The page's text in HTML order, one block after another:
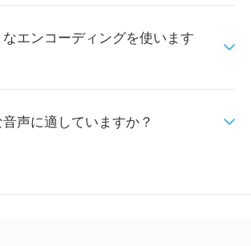
エンコーディングを使います
声に適していますか？